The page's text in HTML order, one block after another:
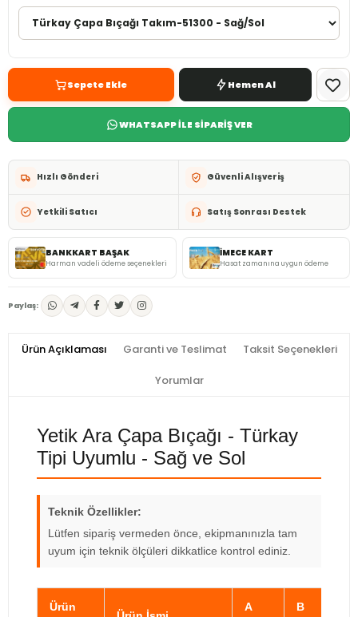
Sepete Ekle Hemen Al
WHATSAPP İLE SİPARİŞ VER
Hızlı Gönderi Güvenli Alışveriş
Yetkili Satıcı Satış Sonrası Destek
BANKKART BAŞAK
Harman vadeli ödeme seçenekleri
İMECE KART
Hasat zamanına uygun ödeme
Paylaş:
Ürün Açıklaması Garanti ve Teslimat Taksit Seçenekleri
Yorumlar
Yetik Ara Çapa Bıçağı - Türkay
Tipi Uyumlu - Sağ ve Sol
Teknik Özellikler:
Lütfen sipariş vermeden önce, ekipmanınızla tam
uyum için teknik ölçüleri dikkatlice kontrol ediniz.
Ürün
A
B